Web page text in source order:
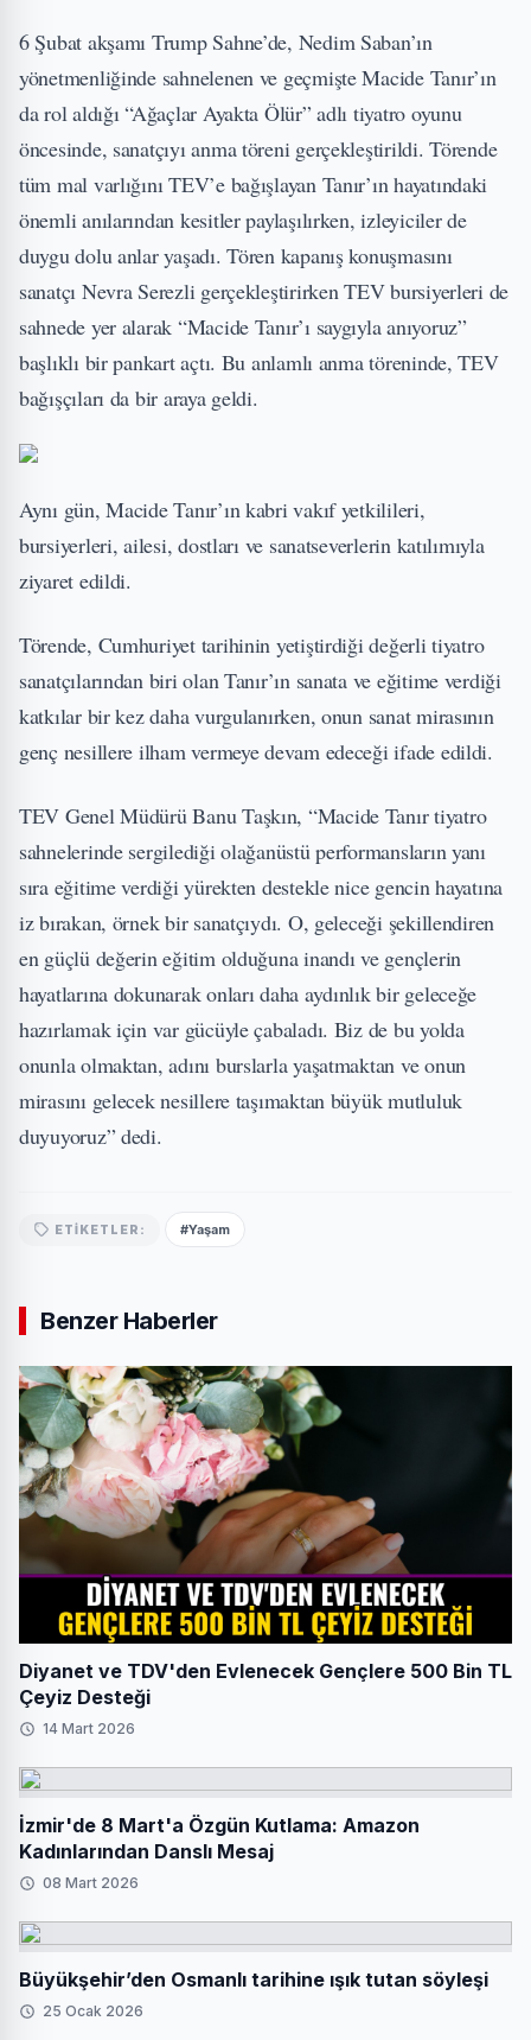
6 Şubat akşamı Trump Sahne’de, Nedim Saban’ın
yönetmenliğinde sahnelenen ve geçmişte Macide Tanır’ın
da rol aldığı “Ağaçlar Ayakta Ölür” adlı tiyatro oyunu
öncesinde, sanatçıyı anma töreni gerçekleştirildi. Törende
tüm mal varlığını TEV’e bağışlayan Tanır’ın hayatındaki
önemli anılarından kesitler paylaşılırken, izleyiciler de
duygu dolu anlar yaşadı. Tören kapanış konuşmasını
sanatçı Nevra Serezli gerçekleştirirken TEV bursiyerleri de
sahnede yer alarak “Macide Tanır’ı saygıyla anıyoruz”
başlıklı bir pankart açtı. Bu anlamlı anma töreninde, TEV
bağışçıları da bir araya geldi.
Aynı gün, Macide Tanır’ın kabri vakıf yetkilileri,
bursiyerleri, ailesi, dostları ve sanatseverlerin katılımıyla
ziyaret edildi.
Törende, Cumhuriyet tarihinin yetiştirdiği değerli tiyatro
sanatçılarından biri olan Tanır’ın sanata ve eğitime verdiği
katkılar bir kez daha vurgulanırken, onun sanat mirasının
genç nesillere ilham vermeye devam edeceği ifade edildi.
TEV Genel Müdürü Banu Taşkın, “Macide Tanır tiyatro
sahnelerinde sergilediği olağanüstü performansların yanı
sıra eğitime verdiği yürekten destekle nice gencin hayatına
iz bırakan, örnek bir sanatçıydı. O, geleceği şekillendiren
en güçlü değerin eğitim olduğuna inandı ve gençlerin
hayatlarına dokunarak onları daha aydınlık bir geleceğe
hazırlamak için var gücüyle çabaladı. Biz de bu yolda
onunla olmaktan, adını burslarla yaşatmaktan ve onun
mirasını gelecek nesillere taşımaktan büyük mutluluk
duyuyoruz” dedi.
ETIKETLER: #Yaşam
Benzer Haberler
Diyanet ve TDV'den Evlenecek Gençlere 500 Bin TL
Çeyiz Desteği
14 Mart 2026
İzmir'de 8 Mart'a Özgün Kutlama: Amazon
Kadınlarından Danslı Mesaj
08 Mart 2026
Büyükşehir’den Osmanlı tarihine ışık tutan söyleşi
25 Ocak 2026